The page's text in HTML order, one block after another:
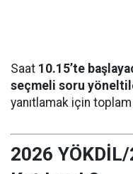
Saat 10.15’te
seçmeli soru
yanıtlamak için toplam
2026